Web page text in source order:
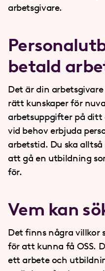
arbetsgivare.
betald
Det är din
rätt kunskaper för
arbetsuppgifter på ditt
vid behov erbjuda
arbetstid. Du ska
att gå en utbildning
för.
Vem kan
Det finns några villkor
för att kunna få OSS.
ett arbete och